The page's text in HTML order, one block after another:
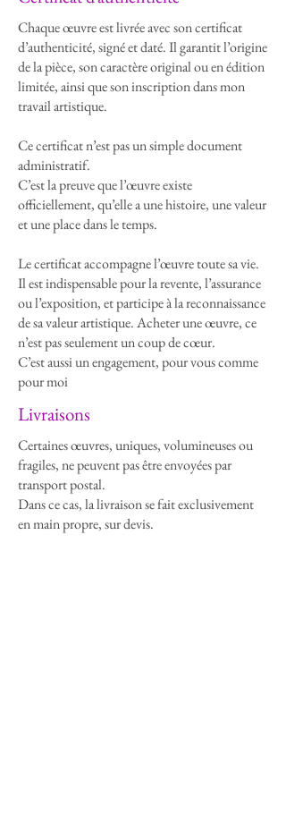
Les super-héros ne sont pas idéalisés :
leurs visages sont tendus, leur posture est
celle de combattants humains,
vulnérables mais déterminés. L’œuvre,
baignée d’un éclairage dramatique et de
textures intenses, s’inscrit dans une
esthétique urbaine et trash, entre
hommage et détournement. C’est une
explosion de résine, de métal, de peinture
au cœur du combat. Ici, il ne s’agit plus
seulement de sauver le monde, mais d’y
survivre avec panache.
Chaque œuvre est livrée avec son certificat
d’authenticité, signé et daté. Il garantit l’origine
de la pièce, son caractère original ou en édition
limitée, ainsi que son inscription dans mon
travail artistique.
Ce certificat n’est pas un simple document
administratif.
C’est la preuve que l’œuvre existe
officiellement, qu’elle a une histoire, une valeur
et une place dans le temps.
Le certificat accompagne l’œuvre toute sa vie.
Il est indispensable pour la revente, l’assurance
ou l’exposition, et participe à la reconnaissance
de sa valeur artistique. Acheter une œuvre, ce
n’est pas seulement un coup de cœur.
C’est aussi un engagement, pour vous comme
pour moi
Livraisons
Certaines œuvres, uniques, volumineuses ou
fragiles, ne peuvent pas être envoyées par
transport postal.
Dans ce cas, la livraison se fait exclusivement
en main propre, sur devis.